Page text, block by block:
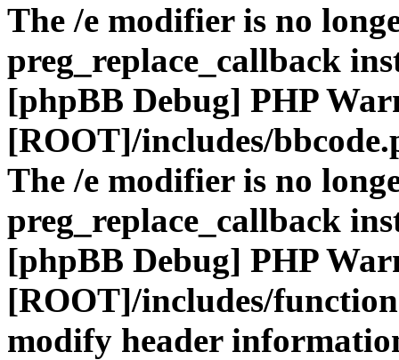
The /e modifier is no
preg_replace_callback
[phpBB Debug] PHP
[ROOT]/includes/
The /e modifier is no
preg_replace_callback
[phpBB Debug] PHP
[ROOT]/includes/
modify header